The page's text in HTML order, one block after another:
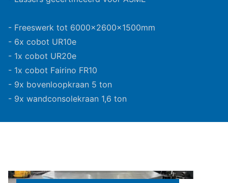
- Freeswerk tot 6000x2600x1500mm
- 6x cobot UR10e
- 1x cobot UR20e
- 1x cobot Fairino FR10
- 9x bovenloopkraan 5 ton
- 9x wandconsolekraan 1,6 ton